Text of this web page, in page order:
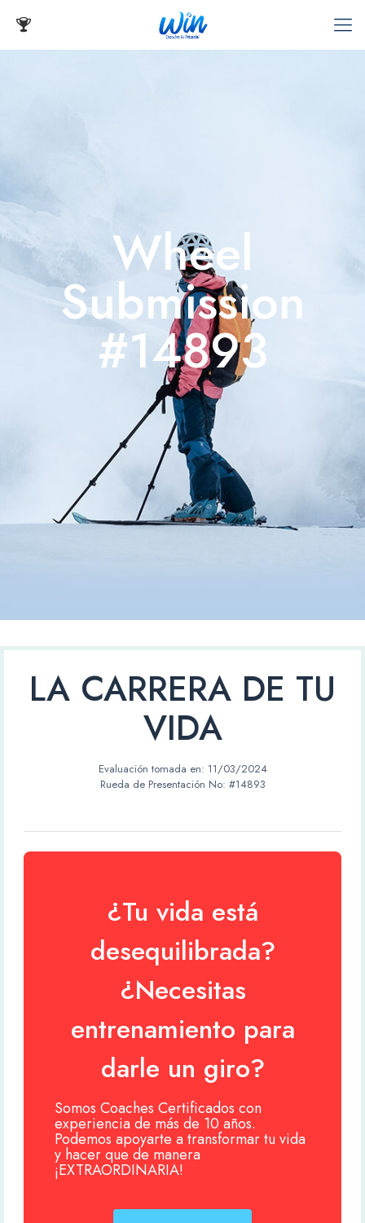
Wheel
Submission
#14893
LA CARRERA DE TU
VIDA
Evaluación tomada en: 11/03/2024
Rueda de Presentación No: #14893
¿Tu vida está
desequilibrada?
¿Necesitas
entrenamiento para
darle un giro?
Somos Coaches Certificados con
experiencia de más de 10 años.
Podemos apoyarte a transformar tu vida
y hacer que de manera
¡EXTRAORDINARIA!